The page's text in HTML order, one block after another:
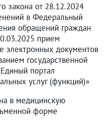
закона от 28.12.2024
в Федеральный
обращений граждан
прием
документов
государственной
портал
услуг (функций)»
в медицинскую
форме